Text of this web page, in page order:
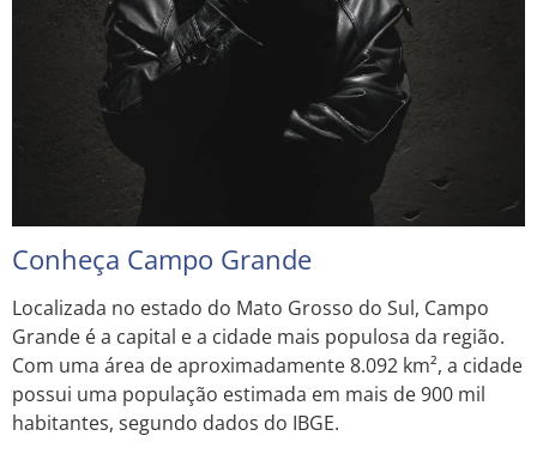
Conheça Campo Grande
Localizada no estado do Mato Grosso do Sul, Campo
Grande é a capital e a cidade mais populosa da região.
Com uma área de aproximadamente 8.092 km², a cidade
possui uma população estimada em mais de 900 mil
habitantes, segundo dados do IBGE.